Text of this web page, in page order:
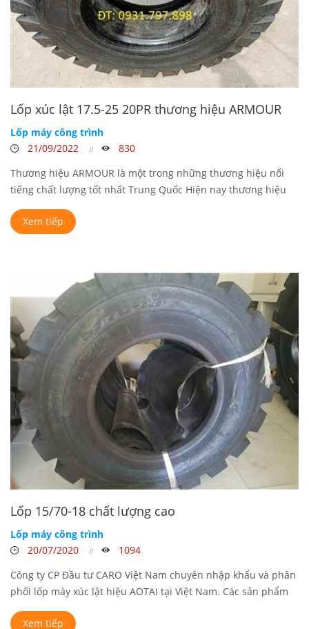
Lốp xúc lật 17.5-25 20PR thương hiệu ARMOUR
Lốp máy công trình
21/09/2022
830
Thương hiệu ARMOUR là một trong những thương hiệu nổi
tiếng chất lượng tốt nhất Trung Quốc Hiện nay thương hiệu
Xem tiếp
Lốp 15/70-18 chất lượng cao
Lốp máy công trình
20/07/2020
1094
Công ty CP Đầu tư CARO Việt Nam chuyên nhập khẩu và phân
phối lốp máy xúc lật hiệu AOTAI tại Việt Nam. Các sản phẩm
Xem tiếp